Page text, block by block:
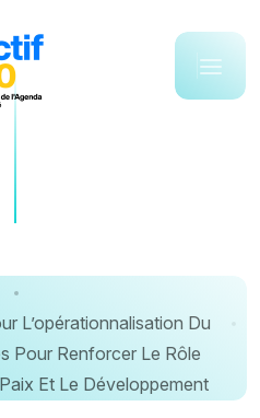
L’opérationnalisation Du
Pour Renforcer Le Rôle
Et Le Développement